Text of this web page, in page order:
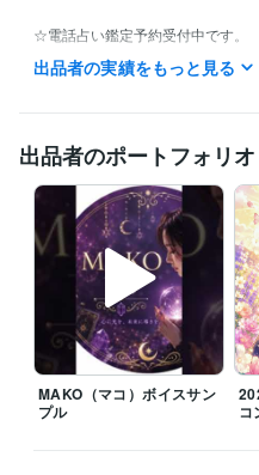
☆電話占い鑑定予約受付中です。
お気軽にお声掛け下さい。
不定休です。
お時間のご了承くださいませ。
どうぞ宜しくお願い致しますm(_
▲注意▲
また、ご確認の返信がいただけま
鑑定をお届けしましてから、お
納品をお出しさせていただきます
何卒ご了承くださいませ。
主婦業のスキマにいつでも対応可
『心のままに生きること』決して
出品者の実績をもっと見る
出品者のポートフォリオ
MAKO（マコ）ボイスサン
プル
コ